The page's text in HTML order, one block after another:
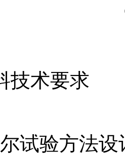
技术要求
试验方法